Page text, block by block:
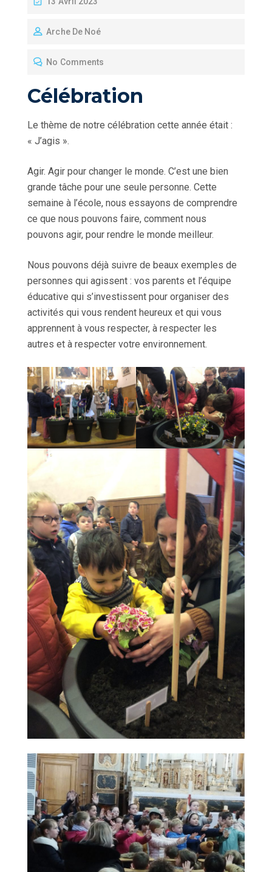
S
E
D
O
N
Arche De Noé
No Comments
Célébration
Le thème de notre célébration cette année était :
« J’agis ».
Agir. Agir pour changer le monde. C’est une bien
grande tâche pour une seule personne. Cette
semaine à l’école, nous essayons de comprendre
ce que nous pouvons faire, comment nous
pouvons agir, pour rendre le monde meilleur.
Nous pouvons déjà suivre de beaux exemples de
personnes qui agissent : vos parents et l’équipe
éducative qui s’investissent pour organiser des
activités qui vous rendent heureux et qui vous
apprennent à vous respecter, à respecter les
autres et à respecter votre environnement.